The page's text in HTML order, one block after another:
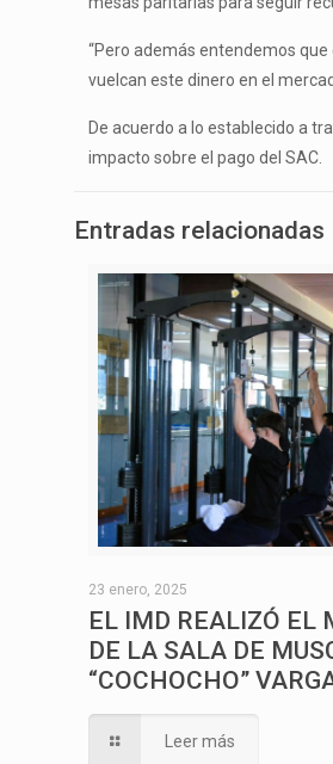
“Pero además entendemos
vuelcan este dinero en el
De acuerdo a lo establecido a
impacto sobre el pago del SAC.
Entradas relacionadas
23 enero, 2025
EL IMD REALIZÓ EL
DE LA SALA DE
“COCHOCHO”
Leer más